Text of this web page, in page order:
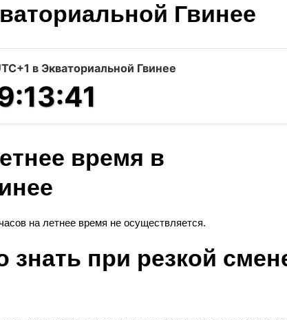
Гвинее
в Экваториальной Гвинее
время в
на летнее время не осуществляется.
знать при резкой